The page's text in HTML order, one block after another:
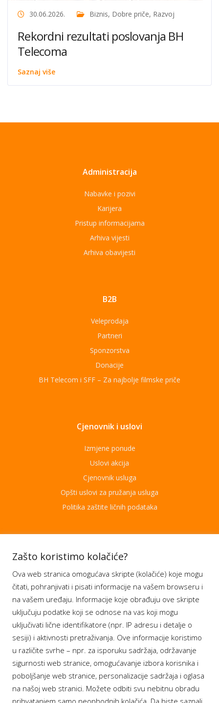
30.06.2026. Biznis, Dobre priče, Razvoj
Rekordni rezultati poslovanja BH
Telecoma
Saznaj više
Administracija
Nabavke i pozivi
Karijera
Pristup informacijama
Arhiva vijesti
Arhiva obavijesti
B2B
Veleprodaja
Partneri
Sponzorstva
Donacije
BH Telecom i SFF – Za najbolje filmske priče
Cjenovnik i uslovi
Izmjene ponude
Uslovi akcija
Cjenovnik usluga
Opšti uslovi za pružanja usluga
Politika zaštite ličnih podataka
Aplikacije
Moj BH Telecom
Dostupnost usluga
Moja webTV
Aukcije BH Telecom
Program lojalnosti
Bonus plus
Zašto koristimo kolačiće?
Ova web stranica omogućava skripte (kolačiće) koje mogu
čitati, pohranjivati i pisati informacije na vašem browseru i
na vašem uređaju. Informacije koje obrađuju ove skripte
uključuju podatke koji se odnose na vas koji mogu
uključivati lične identifikatore (npr. IP adresu i detalje o
sesiji) i aktivnosti pretraživanja. Ove informacije koristimo
u različite svrhe – npr. za isporuku sadržaja, održavanje
sigurnosti web stranice, omogućavanje izbora korisnika i
poboljšanje web stranice, personalizacije sadržaja i oglasa
na našoj web stranici. Možete odbiti svu nebitnu obradu